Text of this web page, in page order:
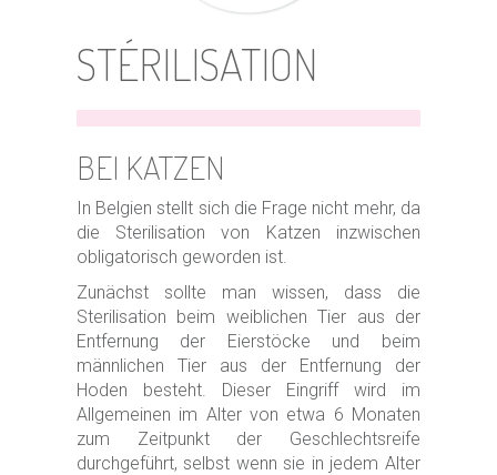
STÉRILISATION
BEI KATZEN
In Belgien stellt sich die Frage nicht mehr, da
die Sterilisation von Katzen inzwischen
obligatorisch geworden ist.
Zunächst sollte man wissen, dass die
Sterilisation beim weiblichen Tier aus der
Entfernung der Eierstöcke und beim
männlichen Tier aus der Entfernung der
Hoden besteht. Dieser Eingriff wird im
Allgemeinen im Alter von etwa 6 Monaten
zum Zeitpunkt der Geschlechtsreife
durchgeführt, selbst wenn sie in jedem Alter